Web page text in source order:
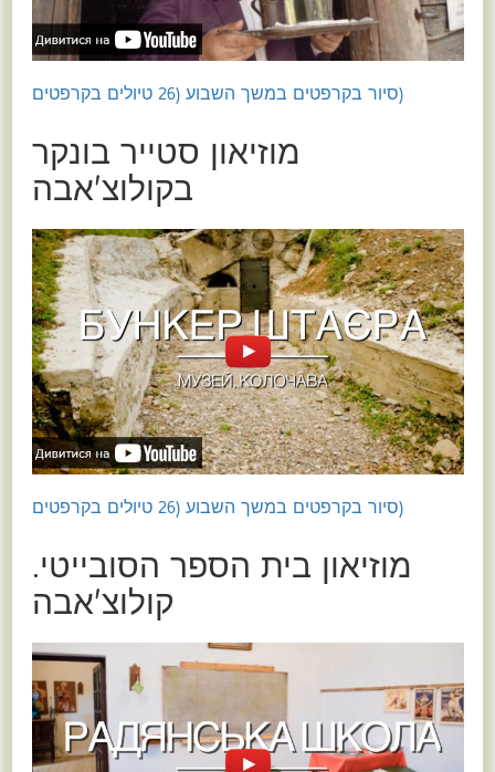
(סיור בקרפטים במשך השבוע (26 טיולים בקרפטים
מוזיאון סטייר בונקר
בקולוצ'אבה
(סיור בקרפטים במשך השבוע (26 טיולים בקרפטים
מוזיאון בית הספר הסובייטי.
קולוצ'אבה